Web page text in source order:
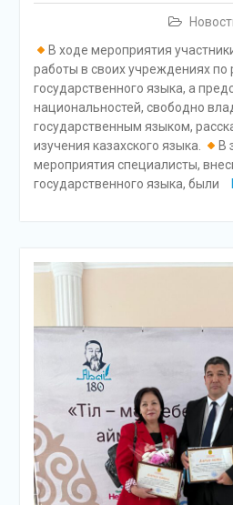
В ходе мероприятия
работы в своих учреждениях по
государственного языка, а
национальностей, свободно
государственным языком,
изучения казахского языка.
В
мероприятия специалисты,
государственного языка, были